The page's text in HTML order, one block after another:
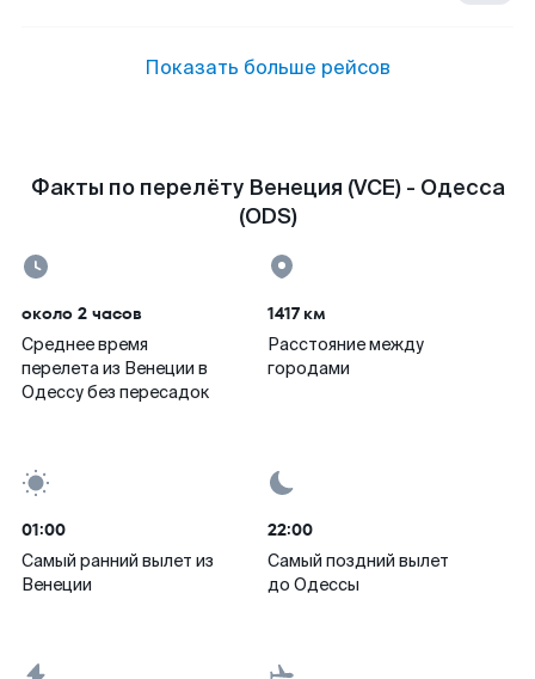
Показать больше рейсов
Факты по перелёту Венеция (VCE) - Одесса
(ODS)
около 2 часов
Среднее время
перелета из Венеции в
Одессу без пересадок
1417 км
Расстояние между
городами
01:00
Самый ранний вылет из
Венеции
22:00
Самый поздний вылет
до Одессы